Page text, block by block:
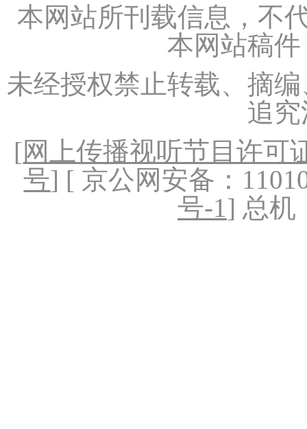
本网站所刊载信息，不
本网站稿
未经授权禁止转载、摘
追
[网上传播视听节目许可
号] [ 京公网安备：
号-1] 总机